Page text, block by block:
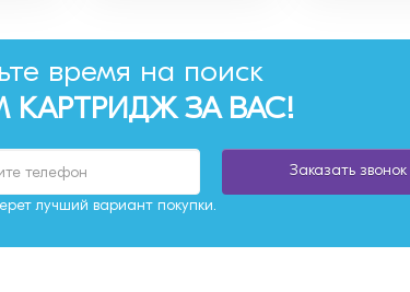
время на поиск
КАРТРИДЖ ЗА ВАС!
Заказать звонок
лучший вариант покупки.